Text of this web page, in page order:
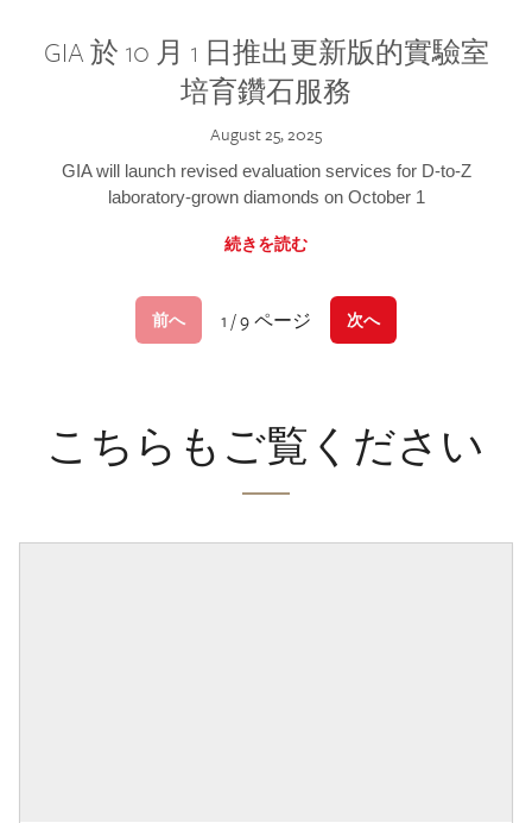
GIA 於 10 月 1 日推出更新版的實驗室
培育鑽石服務
August 25, 2025
GIA will launch revised evaluation services for D-to-Z
laboratory-grown diamonds on October 1
続きを読む
前へ 1 / 9 ページ 次へ
こちらもご覧ください